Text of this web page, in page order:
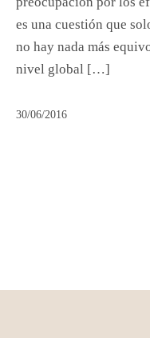
es una cuestión que
no hay nada más
nivel global […]
30/06/2016